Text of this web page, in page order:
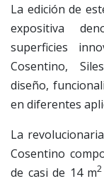
La edición de
expositiva
superficies
Cosentino,
diseño,
en diferentes
La
Cosentino
de casi de 14 m2